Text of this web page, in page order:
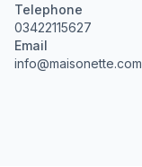
Telephone
03422115627
Email